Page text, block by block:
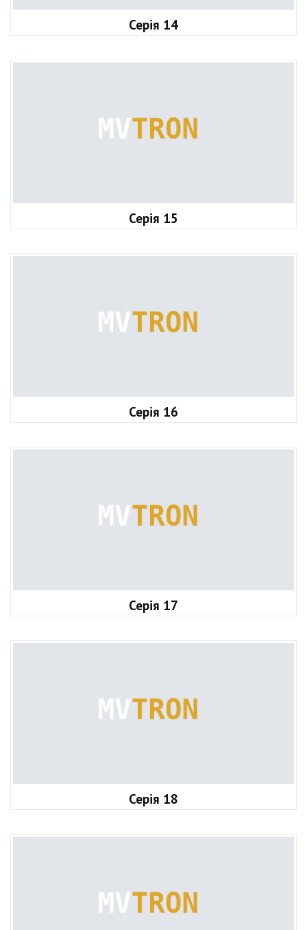
Серія 14
Серія 15
Серія 16
Серія 17
Серія 18